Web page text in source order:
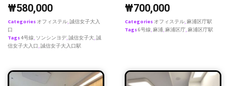
₩580,000
Categories オフィステル 誠信女子大入
口
Tags4号線 ソンシンヨデ 誠信女子大 誠
信女子大入口 誠信女子大入口駅
₩700,000
Categories オフィステル 麻浦区庁駅
Tags6号線 麻浦 麻浦区庁 麻浦区庁駅